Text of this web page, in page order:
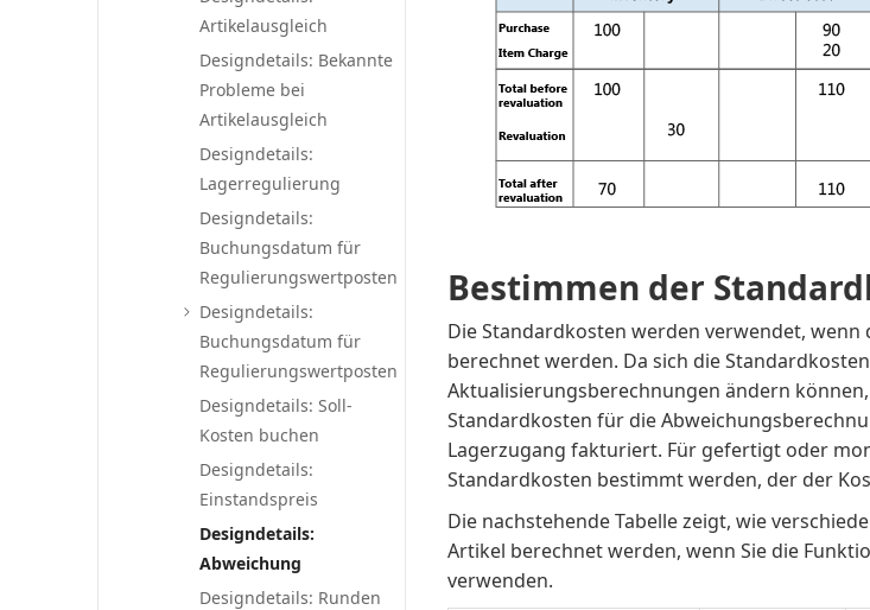
Artikelausgleich
Designdetails: Bekannte
Probleme bei
Artikelausgleich
Designdetails:
Lagerregulierung
Designdetails:
Buchungsdatum für
Regulierungswertposten
Designdetails:
Buchungsdatum für
Regulierungswertposten
Designdetails: Soll-
Kosten buchen
Designdetails:
Einstandspreis
Designdetails:
Abweichung
Designdetails: Runden
Bestimmen der
Die Standardkosten werden verwendet,
berechnet werden. Da sich die
Aktualisierungsberechnungen ändern
Standardkosten für die
Lagerzugang fakturiert. Für gefertigt oder
Standardkosten bestimmt werden, der der
Die nachstehende Tabelle zeigt, wie
Artikel berechnet werden, wenn Sie die
verwenden.